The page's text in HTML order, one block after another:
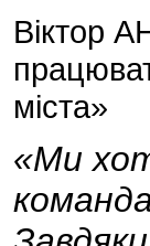
Віктор
міста»
«Ми